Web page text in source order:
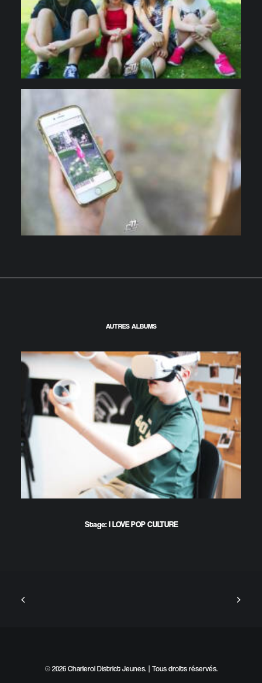
AUTRES ALBUMS
Stage: I LOVE POP CULTURE
© 2026 Charleroi District Jeunes. | Tous droits réservés.